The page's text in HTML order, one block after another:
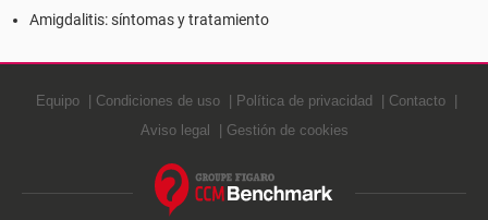
Amigdalitis: síntomas y tratamiento
Equipo Condiciones de uso Política de privacidad
Contacto
Aviso legal
Gestión de cookies